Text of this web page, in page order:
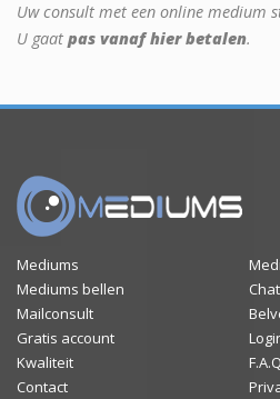
Uw consult met een online medium
U gaat pas vanaf hier betalen.
Mediums
Mediums bellen
Mailconsult
Gratis account
Kwaliteit
F.A.Q
Contact